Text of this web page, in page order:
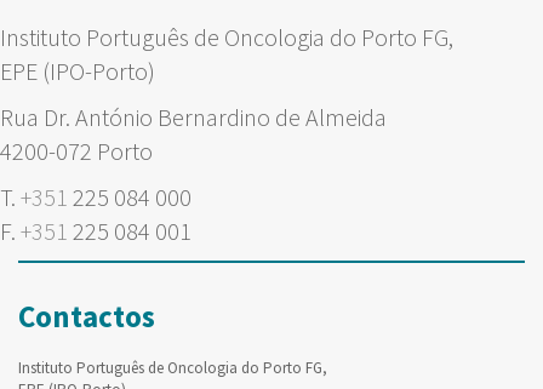
Instituto Português de Oncologia do Porto FG,
EPE (IPO-Porto)
Rua Dr. António Bernardino de Almeida
4200-072 Porto
T. +351 225 084 000
F. +351 225 084 001
Contactos
Instituto Português de Oncologia do Porto FG,